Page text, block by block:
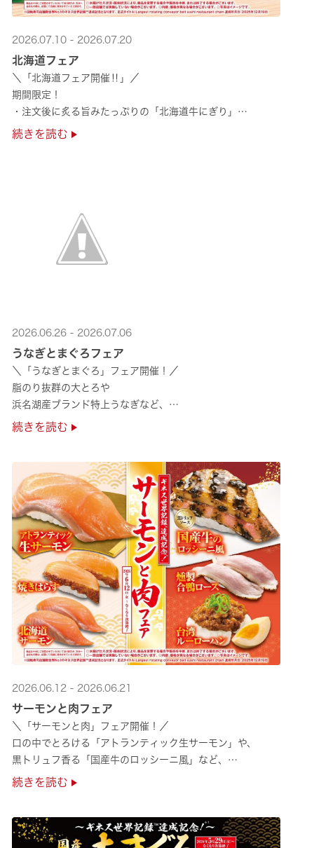
2026.07.10 - 2026.07.20
北海道フェア
＼「北海道フェア開催‼」／
期間限定！
・注文後に炙る旨みたっぷりの「北海道牛にぎり」
・濃厚な甘みの「北海道ほたて」
続きを読む
2026.06.26 - 2026.07.06
うなぎとまぐろフェア
＼「うなぎとまぐろ」フェア開催！／
脂のり抜群の大とろや
浜名湖産ブランド特上うなぎなど、
夏のスタミナ補給にぴったりのメニューが勢揃い✨
続きを読む
2026.06.12 - 2026.06.21
サーモンと肉フェア
＼「サーモンと肉」フェア開催！／
口の中でとろける「アトランティック生サーモン」や、
黒トリュフ香る「国産牛のロッシーニ風」など、
圧倒的な贅沢感をぜひ店舗でご堪能ください🍣
続きを読む